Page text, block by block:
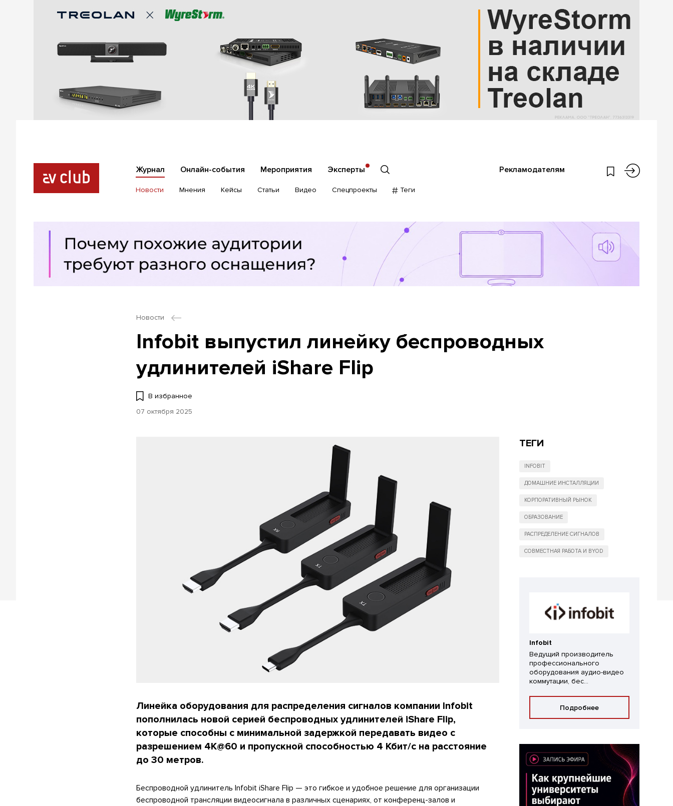
Журнал Онлайн-события Мероприятия Эксперты Рекламодателям
Новости Мнения Кейсы Статьи Видео Спецпроекты Теги
Новости
Infobit выпустил линейку беспроводных
удлинителей iShare Flip
В избранное
07 октября 2025
Линейка оборудования для распределения сигналов компании Infobit
пополнилась новой серией беспроводных удлинителей iShare Flip,
которые способны с минимальной задержкой передавать видео с
разрешением 4K@60 и пропускной способностью 4 Кбит/с на расстояние
до 30 метров.
Беспроводной удлинитель Infobit iShare Flip — это гибкое и удобное решение для организации
беспроводной трансляции видеосигнала в различных сценариях, от конференц-залов и
ТЕГИ
INFOBIT
ДОМАШНИЕ ИНСТАЛЛЯЦИИ
КОРПОРАТИВНЫЙ РЫНОК
ОБРАЗОВАНИЕ
РАСПРЕДЕЛЕНИЕ СИГНАЛОВ
СОВМЕСТНАЯ РАБОТА И BYOD
Infobit
Ведущий производитель
профессионального
оборудования аудио-видео
коммутации, бес...
Подробнее